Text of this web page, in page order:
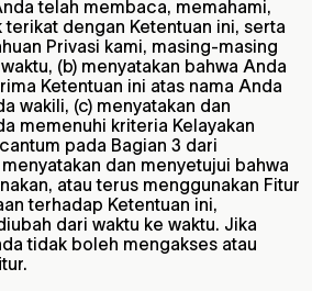
telah membaca, memahami,
terikat dengan Ketentuan ini, serta
Privasi kami, masing-masing
(b) menyatakan bahwa Anda
Ketentuan ini atas nama Anda
wakili, (c) menyatakan dan
memenuhi kriteria Kelayakan
pada Bagian 3 dari
dan menyetujui bahwa
atau terus menggunakan Fitur
terhadap Ketentuan ini,
dari waktu ke waktu. Jika
tidak boleh mengakses atau